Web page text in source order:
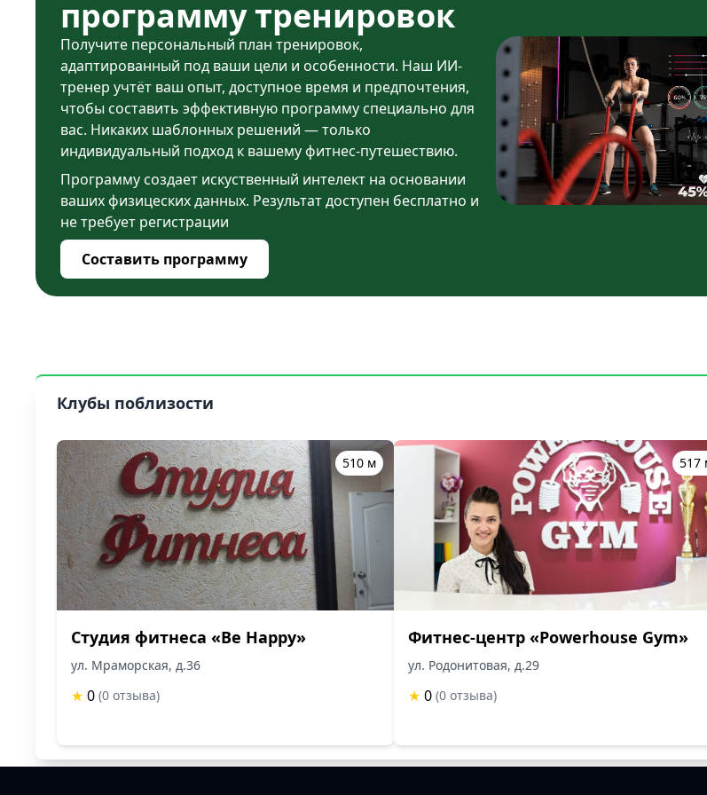
программу тренировок
Получите персональный план тренировок,
адаптированный под ваши цели и особенности. Наш ИИ-
тренер учтёт ваш опыт, доступное время и предпочтения,
чтобы составить эффективную программу специально для
вас. Никаких шаблонных решений — только
индивидуальный подход к вашему фитнес-путешествию.
Программу создает искуственный интелект на основании
ваших физицеских данных. Результат доступен бесплатно и
не требует регистрации
Составить программу
Клубы поблизости
510 м
Студия фитнеса «Be Happy»
ул. Мраморская, д.36
★ 0 (0 отзыва)
517
Фитнес-центр «Powerhouse Gym»
ул. Родонитовая, д.29
★ 0 (0 отзыва)